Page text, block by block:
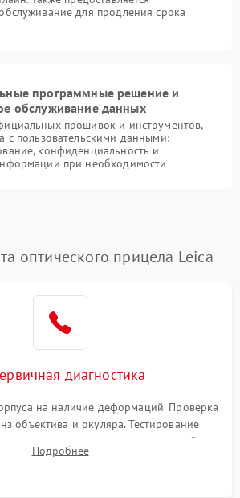
для продления срока
программные решение и
обслуживание данных
прошивок и инструментов,
с пользовательскими данными:
конфиденциальность и
при необходимости
оптического прицела Leica
диагностика
на наличие деформаций. Проверка
объектива и окуляра. Тестирование
ввода поправок, кольца отстройки
зума. Выявление сколов, внутренних
Подробнее